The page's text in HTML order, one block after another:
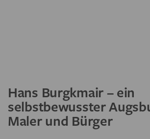
Hans Burgkmair – ein
selbstbewusster
Maler und Bürger